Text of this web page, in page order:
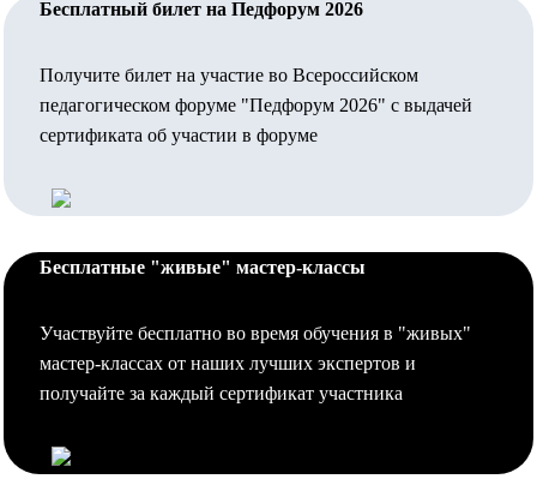
Бесплатный билет на Педфорум 2026
Получите билет на участие во Всероссийском
педагогическом форуме "Педфорум 2026" с выдачей
сертификата об участии в форуме
Бесплатные "живые" мастер-классы
Участвуйте бесплатно во время обучения в "живых"
мастер-классах от наших лучших экспертов и
получайте за каждый сертификат участника